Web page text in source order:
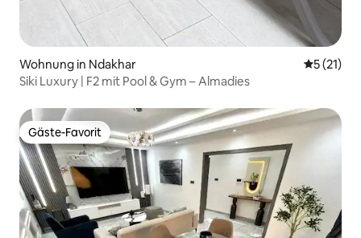
Wohnung in Ndakhar
5 (21)
Siki Luxury | F2 mit Pool & Gym – Almadies
Gäste-Favorit
Gäste-Favorit